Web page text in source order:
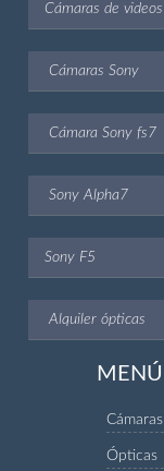
Cámaras de videos
Cámaras Sony
Cámara Sony fs7
Sony Alpha7
Sony F5
Alquiler ópticas
MENÚ
Cámaras
Ópticas